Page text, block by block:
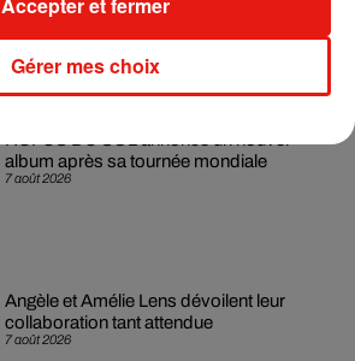
7 août 2026
RÜFÜS DU SOL annonce un nouvel
album après sa tournée mondiale
7 août 2026
Angèle et Amélie Lens dévoilent leur
collaboration tant attendue
Gérer mes choix